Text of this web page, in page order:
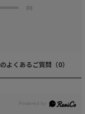
(0)
よくあるご質問 （0）